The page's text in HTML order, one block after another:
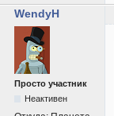
WendyH
Просто участник
Неактивен